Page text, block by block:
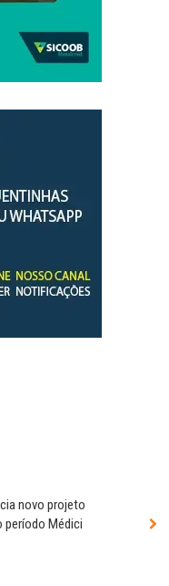
novo projeto
período Médici